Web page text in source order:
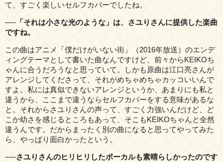
て、すごく楽しいセルフカバーでしたね。
──「それは小さな光のような」は、さユりさんに提供した楽曲
ですね。
この曲はアニメ「僕だけがいない街」（2016年放送）のエンデ
ィングテーマとして書いた曲なんですけど、前々からKEIKOち
ゃんに合うだろうなと思っていて。しかも原曲は江口亮さんが
アレンジしてくださって、それがめちゃめちゃカッコいいんで
すよ。私には真似できないアレンジというか、あまりにも私と
違うから、ここまで違うならセルフカバーをする意味があるな
と。それからさユりさんの声って、すごく力強いんだけど、ど
こか幼さを感じるところもあって、そこもKEIKOちゃんと全然
違うんです。だからまったく別の曲になると思ってやってみた
ら、やっぱり面白かったという。
──さユりさんのヒリヒリしたボーカルも素晴らしかったのです